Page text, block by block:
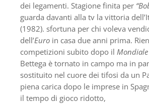
dei legamenti. Stagione finita per
guarda davanti alla tv la vittoria
(1982). sfortuna per chi voleva
dell’Euro in casa due anni prima.
competizioni subito dopo il Mondiale
Bettega è tornato in campo ma in
sostituito nel cuore dei tifosi da un
piena carica dopo le imprese in
il tempo di gioco ridotto,